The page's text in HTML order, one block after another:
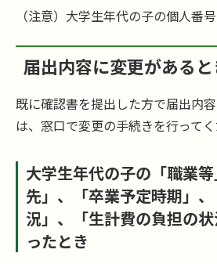
（注意）大学生年代の子の個人番
届出内容に変更があると
既に確認書を提出した方で届出内
は、窓口で変更の手続きを行ってく
大学生年代の子の「職業
先」、「卒業予定時期」
況」、「生計費の負担の
ったとき